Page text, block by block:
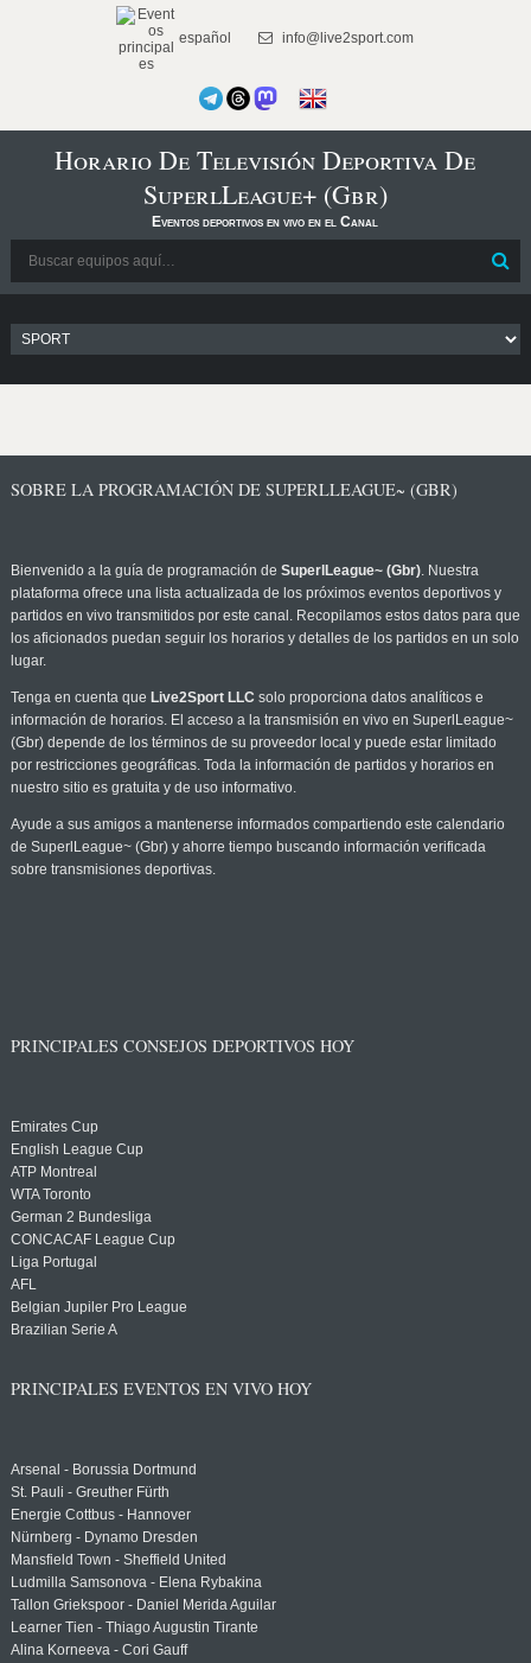
español info@live2sport.com
Horario De Televisión Deportiva De
SuperlLeague+ (Gbr)
Eventos deportivos en vivo en el Canal
SOBRE LA PROGRAMACIÓN DE SUPERLLEAGUE~ (GBR)
Bienvenido a la guía de programación de SuperlLeague~ (Gbr). Nuestra
plataforma ofrece una lista actualizada de los próximos eventos deportivos y
partidos en vivo transmitidos por este canal. Recopilamos estos datos para que
los aficionados puedan seguir los horarios y detalles de los partidos en un solo
lugar.
Tenga en cuenta que Live2Sport LLC solo proporciona datos analíticos e
información de horarios. El acceso a la transmisión en vivo en SuperlLeague~
(Gbr) depende de los términos de su proveedor local y puede estar limitado
por restricciones geográficas. Toda la información de partidos y horarios en
nuestro sitio es gratuita y de uso informativo.
Ayude a sus amigos a mantenerse informados compartiendo este calendario
de SuperlLeague~ (Gbr) y ahorre tiempo buscando información verificada
sobre transmisiones deportivas.
PRINCIPALES CONSEJOS DEPORTIVOS HOY
Emirates Cup
English League Cup
ATP Montreal
WTA Toronto
German 2 Bundesliga
CONCACAF League Cup
Liga Portugal
AFL
Belgian Jupiler Pro League
Brazilian Serie A
PRINCIPALES EVENTOS EN VIVO HOY
Arsenal - Borussia Dortmund
St. Pauli - Greuther Fürth
Energie Cottbus - Hannover
Nürnberg - Dynamo Dresden
Mansfield Town - Sheffield United
Ludmilla Samsonova - Elena Rybakina
Tallon Griekspoor - Daniel Merida Aguilar
Learner Tien - Thiago Augustin Tirante
Alina Korneeva - Cori Gauff